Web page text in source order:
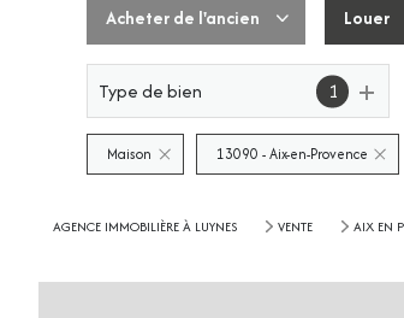
Acheterde l'ancien
De l'ancien
De l'immo pro
Louer
Type de bien 1
Maison 13090 - Aix-en-Provence
AGENCE IMMOBILIÈRE À LUYNES VENTE AIX EN